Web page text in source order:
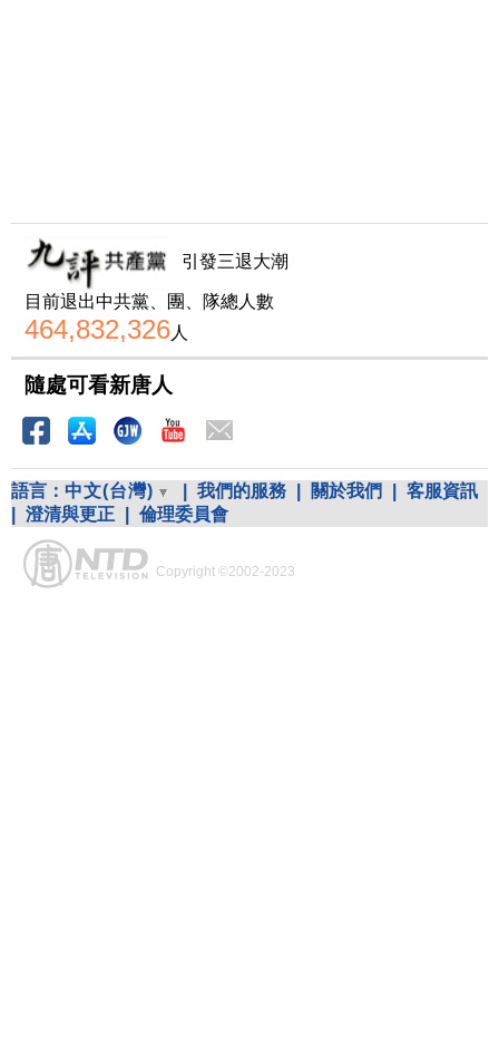
引發三退大潮
目前退出中共黨、團、隊總人數
464,832,326人
隨處可看新唐人
語言： 中文(台灣) 我們的服務 關於我們
客服資訊
澄清與更正 倫理委員會
Copyright ©2002-2023